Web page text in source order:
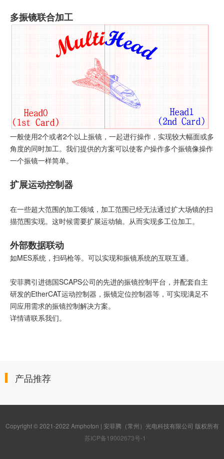
多振镜联合加工
一般使用2个或者2个以上振镜，一起进行操作，实现较大幅面或多
角度的同时加工。我们提供的方案可以使客户操作多个振镜像操作
一个振镜一样简单。
扩展运动控制器
在一些超大范围的加工领域，加工范围已经无法通过扩大场镜的扫
描范围实现。这时候需要扩展运动轴。从而实现多工位加工。
外部数据联动
如MES系统，扫码枪等。可以实现和振镜系统的互联互通。
安菲腾引进德国SCAPS公司的先进的振镜控制平台，并配套自主
研发的EtherCAT运动控制器，振镜定位控制器等，可实现满足不
同应用需求的振镜控制解决方案。
详情请联系我们。
产品推荐
Copyright © 2021-2022 Amphoton | 安菲腾（常州）光电科技有限公司 版权所有
苏ICP备19002673号-1